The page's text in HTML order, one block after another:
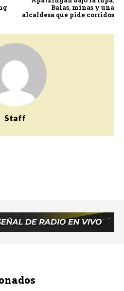
Balas, minas y una
alcaldesa que pide corridos
Staff